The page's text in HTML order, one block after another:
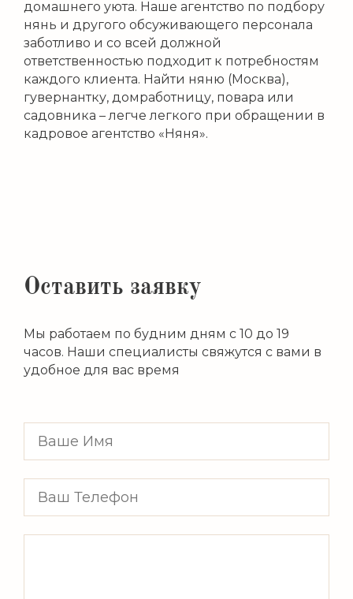
домашнего уюта. Наше агентство по подбору
нянь и другого обсуживающего персонала
заботливо и со всей должной
ответственностью подходит к потребностям
каждого клиента. Найти няню (Москва),
гувернантку, домработницу, повара или
садовника – легче легкого при обращении в
кадровое агентство «Няня».
Оставить заявку
Мы работаем по будним дням с 10 до 19
часов. Наши специалисты свяжутся с вами в
удобное для вас время